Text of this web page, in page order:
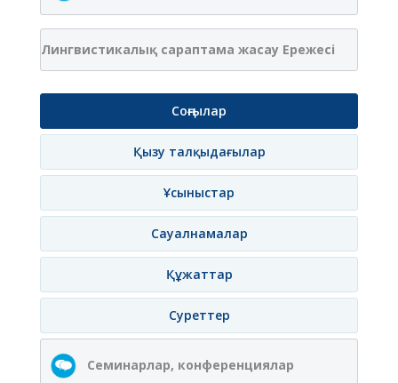
Лингвистикалық сараптама жасау Ережесі
Соңғылар
Қызу талқыдағылар
Ұсыныстар
Сауалнамалар
Құжаттар
Суреттер
Семинарлар, конференциялар